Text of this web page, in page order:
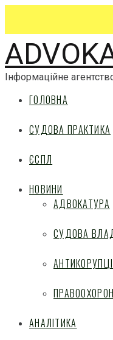
Інформаційне
ГОЛОВНА
СУДОВА ПРАКТИКА
ЄСПЛ
НОВИНИ
АДВОКАТУРА
СУДОВА
АНАЛІТИКА